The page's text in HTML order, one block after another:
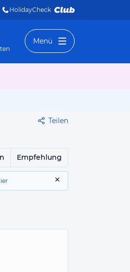
HolidayCheck
Menü
Teilen
Empfehlung